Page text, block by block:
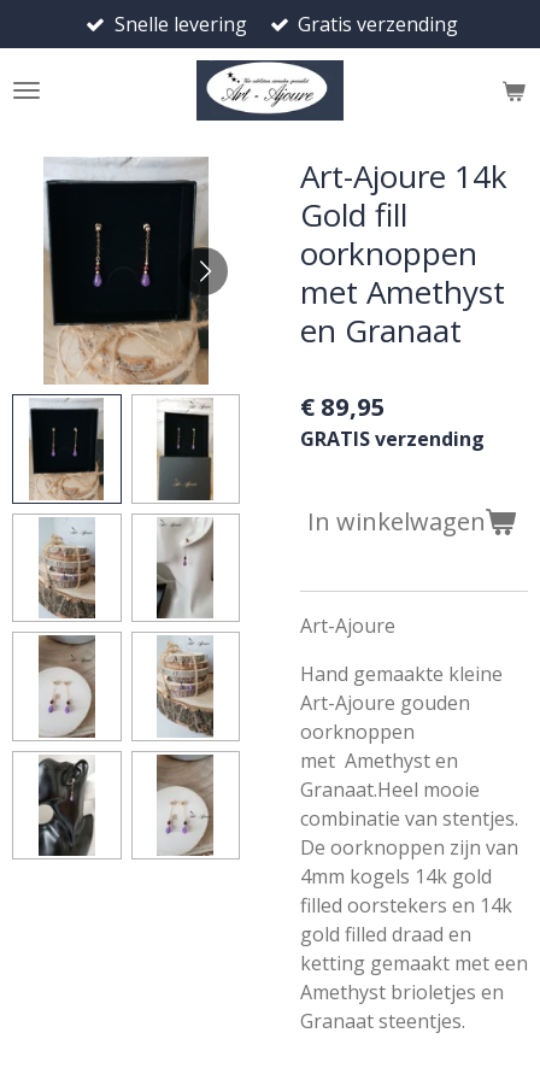
direct
naar
Snelle levering Gratis verzending
Art-Ajoure 14k
Gold fill
oorknoppen
met Amethyst
en Granaat
€ 89,95
GRATIS verzending
In winkelwagen
Art-Ajoure
Hand gemaakte kleine
Art-Ajoure gouden
oorknoppen
met Amethyst en
Granaat.Heel mooie
combinatie van stentjes.
De oorknoppen zijn van
4mm kogels 14k gold
filled oorstekers en 14k
gold filled draad en
ketting gemaakt met een
Amethyst brioletjes en
Granaat steentjes.